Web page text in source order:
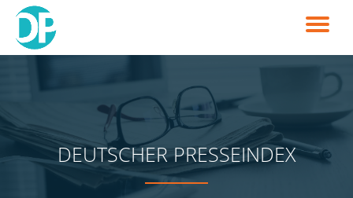
Skip
to
DEUTSCHER PRESSEINDEX